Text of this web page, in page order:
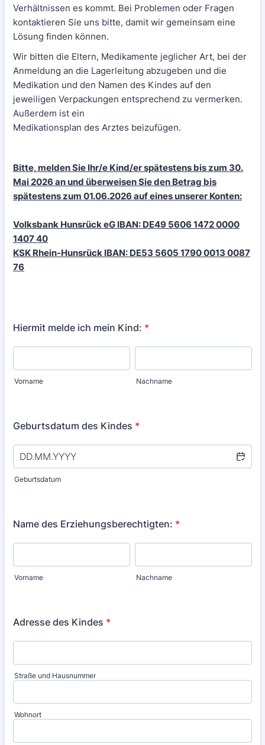
Verhältnissen es kommt. Bei Problemen oder Fragen
kontaktieren Sie uns bitte, damit wir gemeinsam eine
Lösung finden können.
Wir bitten die Eltern, Medikamente jeglicher Art, bei der
Anmeldung an die Lagerleitung abzugeben und die
Medikation und den Namen des Kindes auf den
jeweiligen Verpackungen entsprechend zu vermerken.
Außerdem ist ein
Medikationsplan des Arztes beizufügen.
Bitte, melden Sie Ihr/e Kind/er spätestens bis zum 30.
Mai 2026 an und überweisen Sie den Betrag bis
spätestens zum 01.06.2026 auf eines unserer Konten:
Volksbank Hunsrück eG IBAN: DE49 5606 1472 0000
1407 40
KSK Rhein-Hunsrück IBAN: DE53 5605 1790 0013 0087
76
Hiermit melde ich mein Kind: *
Vorname Nachname
Geburtsdatum des Kindes *
Geburtsdatum
Name des Erziehungsberechtigten: *
Vorname Nachname
Adresse des Kindes *
Straße und Hausnummer
Wohnort